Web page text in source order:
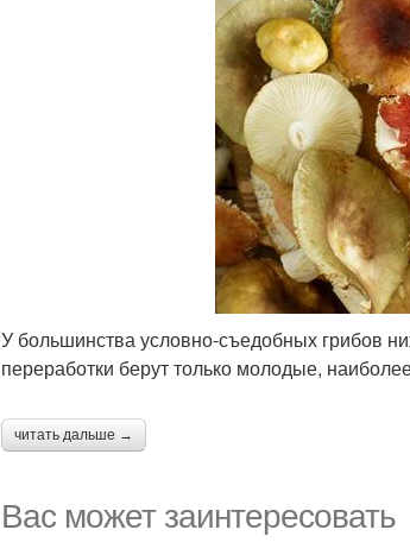
У большинства условно-съедобных грибов
переработки берут только молодые,
читать дальше →
Вас может заинтересовать